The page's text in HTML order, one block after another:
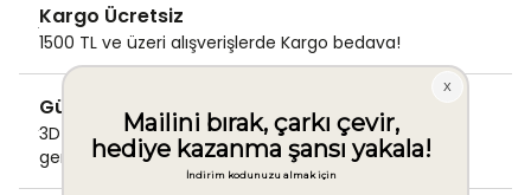
Kargo Ücretsiz
1500 TL ve üzeri alışverişlerde Kargo bedava!
Güvenli Ödeme
3D Secure ile güvenli ödemenizi
gerçekleştirin.